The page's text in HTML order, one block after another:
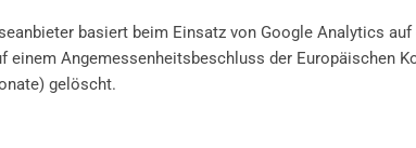
basiert beim Einsatz von Google Analytics
einem Angemessenheitsbeschluss der Europäischen
gelöscht.